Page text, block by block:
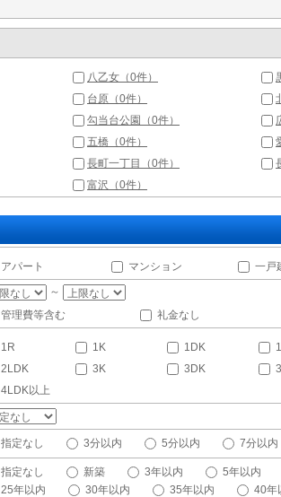
八乙女（0件）
台原（0件）
勾当台公園（0件）
五橋（0件）
長町一丁目（0件）
富沢（0件）
アパート マンション 一戸
～
管理費等含む
礼金なし
1R 1K 1DK
2LDK
3K 3DK
4LDK以上
指定なし 3分以内 5分以内 7分以内
指定なし 新築 3年以内 5年以内
25年以内
30年以内 35年以内 40年